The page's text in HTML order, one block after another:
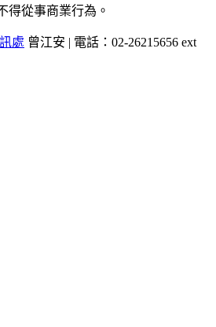
得從事商業行為。
處 曾江安 | 電話：02-26215656 ext